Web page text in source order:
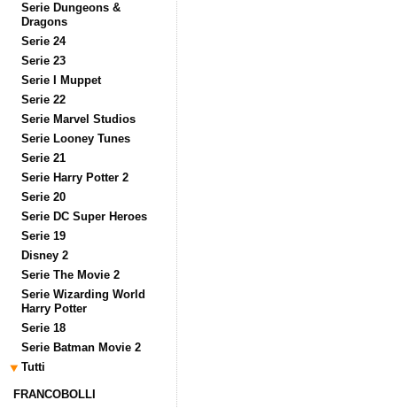
Serie Dungeons &
Dragons
Serie 24
Serie 23
Serie I Muppet
Serie 22
Serie Marvel Studios
Serie Looney Tunes
Serie 21
Serie Harry Potter 2
Serie 20
Serie DC Super Heroes
Serie 19
Disney 2
Serie The Movie 2
Serie Wizarding World
Harry Potter
Serie 18
Serie Batman Movie 2
Tutti
FRANCOBOLLI